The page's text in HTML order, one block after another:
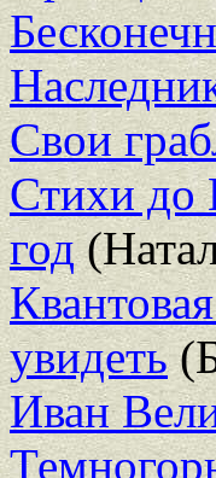
Свои
Стихи до
год
увидеть
Иван